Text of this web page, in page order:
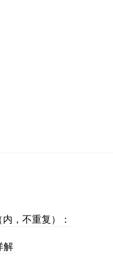
，不重复）：
解